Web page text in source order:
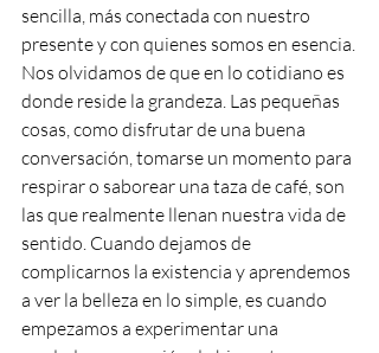
sencilla, más conectada con nuestro
presente y con quienes somos en esencia.
Nos olvidamos de que en lo cotidiano es
donde reside la grandeza. Las pequeñas
cosas, como disfrutar de una buena
conversación, tomarse un momento para
respirar o saborear una taza de café, son
las que realmente llenan nuestra vida de
sentido. Cuando dejamos de
complicarnos la existencia y aprendemos
a ver la belleza en lo simple, es cuando
empezamos a experimentar una